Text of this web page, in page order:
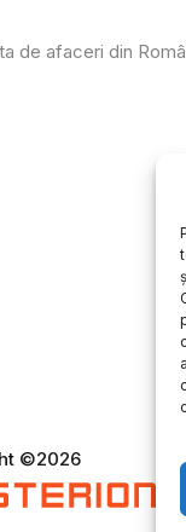
de afaceri din
©2026